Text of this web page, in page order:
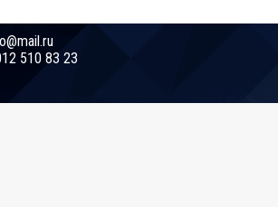
510 83 23